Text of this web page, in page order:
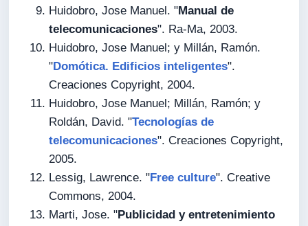
Huidobro, Jose Manuel. "Manual de
telecomunicaciones". Ra-Ma, 2003.
Huidobro, Jose Manuel; y Millán, Ramón.
"Domótica. Edificios inteligentes".
Creaciones Copyright, 2004.
Huidobro, Jose Manuel; Millán, Ramón; y
Roldán, David. "Tecnologías de
telecomunicaciones". Creaciones Copyright,
2005.
Lessig, Lawrence. "Free culture". Creative
Commons, 2004.
Marti, Jose. "Publicidad y entretenimiento